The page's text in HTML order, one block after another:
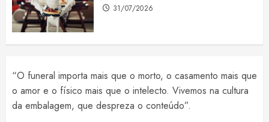
31/07/2026
“O funeral importa mais que o morto, o casamento mais que
o amor e o físico mais que o intelecto. Vivemos na cultura
da embalagem, que despreza o conteúdo”.